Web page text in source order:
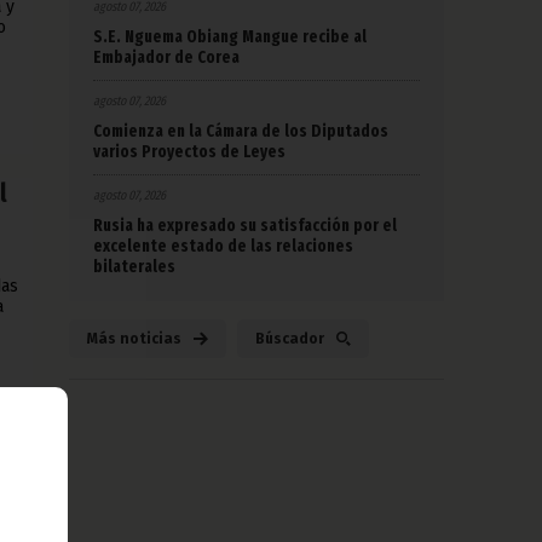
y
agosto 07, 2026
S.E. Nguema Obiang Mangue recibe al
Embajador de Corea
agosto 07, 2026
Comienza en la Cámara de los Diputados
varios Proyectos de Leyes
agosto 07, 2026
Rusia ha expresado su satisfacción por el
excelente estado de las relaciones
bilaterales
Más noticias Búscador